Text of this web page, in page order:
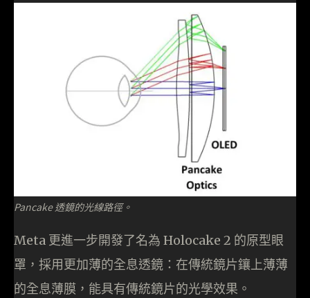
Pancake 透鏡的光線路徑。
Meta 更進一步開發了名為 Holocake 2 的原型眼
罩，採用更加薄的全息透鏡：在傳統鏡片鑲上薄薄
的全息薄膜，能具有傳統鏡片的光學效果。